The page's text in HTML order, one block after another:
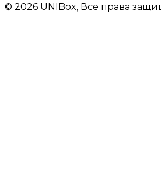
© 2026 UNIBox, Все права